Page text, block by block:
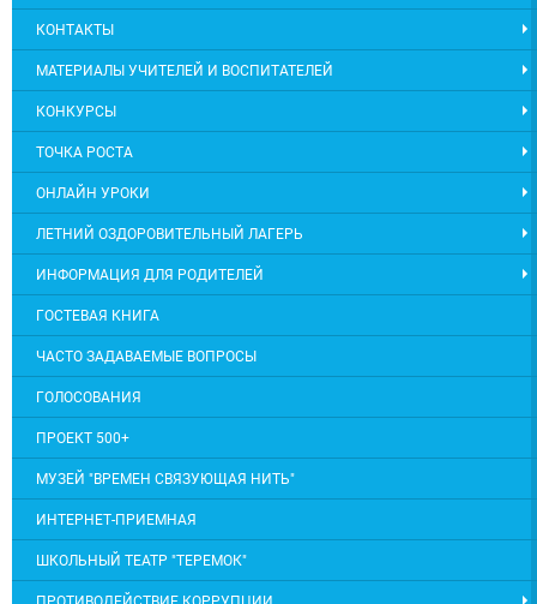
КОНТАКТЫ
МАТЕРИАЛЫ УЧИТЕЛЕЙ И ВОСПИТАТЕЛЕЙ
КОНКУРСЫ
ТОЧКА РОСТА
ОНЛАЙН УРОКИ
ЛЕТНИЙ ОЗДОРОВИТЕЛЬНЫЙ ЛАГЕРЬ
ИНФОРМАЦИЯ ДЛЯ РОДИТЕЛЕЙ
ГОСТЕВАЯ КНИГА
ЧАСТО ЗАДАВАЕМЫЕ ВОПРОСЫ
ГОЛОСОВАНИЯ
ПРОЕКТ 500+
МУЗЕЙ "ВРЕМЕН СВЯЗУЮЩАЯ НИТЬ"
ИНТЕРНЕТ-ПРИЕМНАЯ
ШКОЛЬНЫЙ ТЕАТР "ТЕРЕМОК"